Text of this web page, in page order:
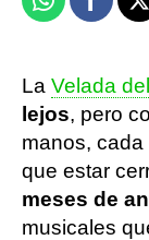
Whatsapp X
La Velada
lejos, pero
manos,
que estar
meses de
musicales